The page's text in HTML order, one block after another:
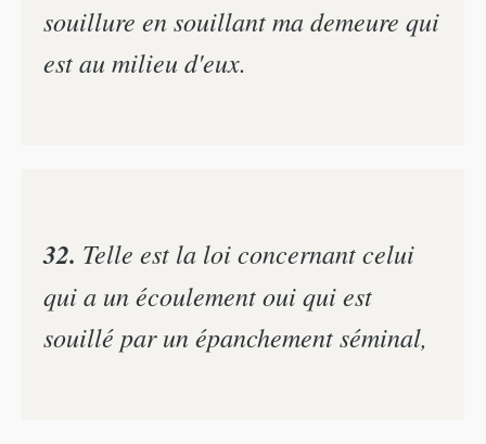
souillure en souillant ma demeure qui
est au milieu d'eux.
32. Telle est la loi concernant celui
qui a un écoulement oui qui est
souillé par un épanchement séminal,